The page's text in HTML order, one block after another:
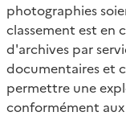
photographies
classement est en
d'archives par
documentaires et
permettre une
conformément